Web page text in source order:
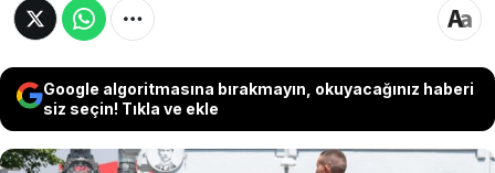
Google algoritmasına bırakmayın, okuyacağınız haberi
siz seçin! Tıkla ve ekle